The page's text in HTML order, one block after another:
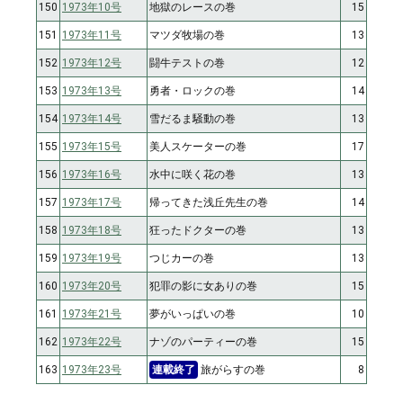
150 1973年10号 地獄のレースの巻 15
151 1973年11号 マツダ牧場の巻 13
152 1973年12号 闘牛テストの巻 12
153 1973年13号 勇者・ロックの巻 14
154 1973年14号 雪だるま騒動の巻 13
155 1973年15号 美人スケーターの巻 17
156 1973年16号 水中に咲く花の巻 13
157 1973年17号 帰ってきた浅丘先生の巻 14
158 1973年18号 狂ったドクターの巻 13
159 1973年19号 つじカーの巻 13
160 1973年20号 犯罪の影に女ありの巻 15
161 1973年21号 夢がいっぱいの巻 10
162 1973年22号 ナゾのパーティーの巻 15
163 1973年23号 連載終了 旅がらすの巻 8